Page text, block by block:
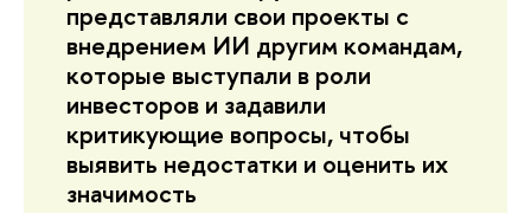
представляли свои проекты с
внедрением ИИ другим командам,
которые выступали в роли
инвесторов и задавили
критикующие вопросы, чтобы
выявить недостатки и оценить их
значимость